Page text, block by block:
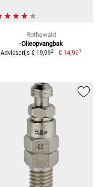
Rothewald
-Olieopvangbak
Adviesprijs € 19,992 € 14,991